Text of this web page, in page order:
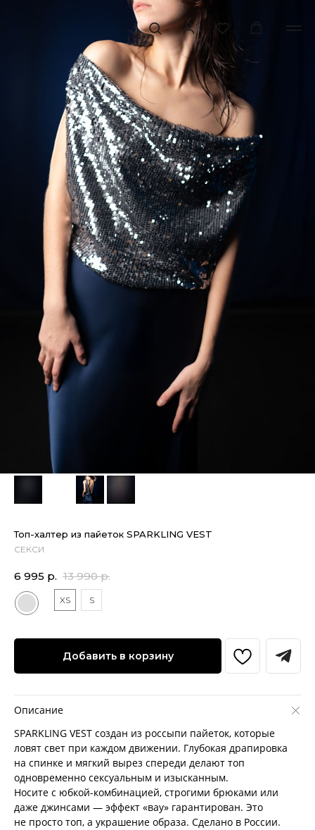
Топ-халтер из пайеток SPARKLING VEST
СЕКСИ
6 995 р. 13 990 р.
XS S
Добавить в корзину
Описание
SPARKLING VEST создан из россыпи пайеток, которые
ловят свет при каждом движении. Глубокая драпировка
на спинке и мягкий вырез спереди делают топ
одновременно сексуальным и изысканным.
Носите с юбкой-комбинацией, строгими брюками или
даже джинсами — эффект «вау» гарантирован. Это
не просто топ, а украшение образа. Сделано в России.